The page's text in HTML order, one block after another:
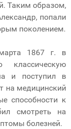
Таким образом,
попали
поколением.
1867 г. в
классическую
и поступил в
на медицинский
способности к
смотреть на
болезней.